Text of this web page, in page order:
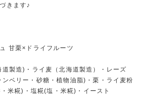
きます♪
甘栗×ドライフルーツ
道製造)・ライ麦（北海道製造）・レーズ
ベリー・砂糖・植物油脂)・栗・ライ麦粉
米糀)・塩糀(塩・米糀)・イースト